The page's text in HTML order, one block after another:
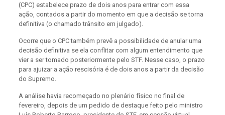
(CPC) estabelece prazo de dois anos para entrar com essa
ação, contados a partir do momento em que a decisão se torna
definitiva (o chamado trânsito em julgado).
Ocorre que o CPC também prevê a possibilidade de anular uma
decisão definitiva se ela conflitar com algum entendimento que
vier a ser tomado posteriormente pelo STF. Nesse caso, o prazo
para ajuizar a ação rescisória é de dois anos a partir da decisão
do Supremo.
A análise havia recomeçado no plenário físico no final de
fevereiro, depois de um pedido de destaque feito pelo ministro